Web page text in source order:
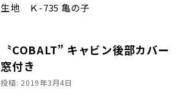
生地 Ｋ-735 亀の子
〝COBALT” キャビン後部カバー
窓付き
投稿: 2019年3月4日